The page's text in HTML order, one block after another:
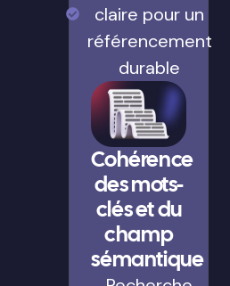
claire pour un
référencement
durable
Cohérence
des mots-
clés et du
champ
sémantique